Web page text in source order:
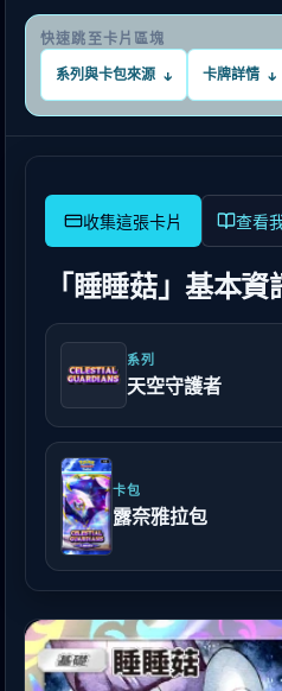
快速跳至卡片區塊
系列與卡包來源 ↓ 卡牌詳情 ↓
查看
「睡睡菇」基本資
系列
天空守護者
卡包
露奈雅拉包